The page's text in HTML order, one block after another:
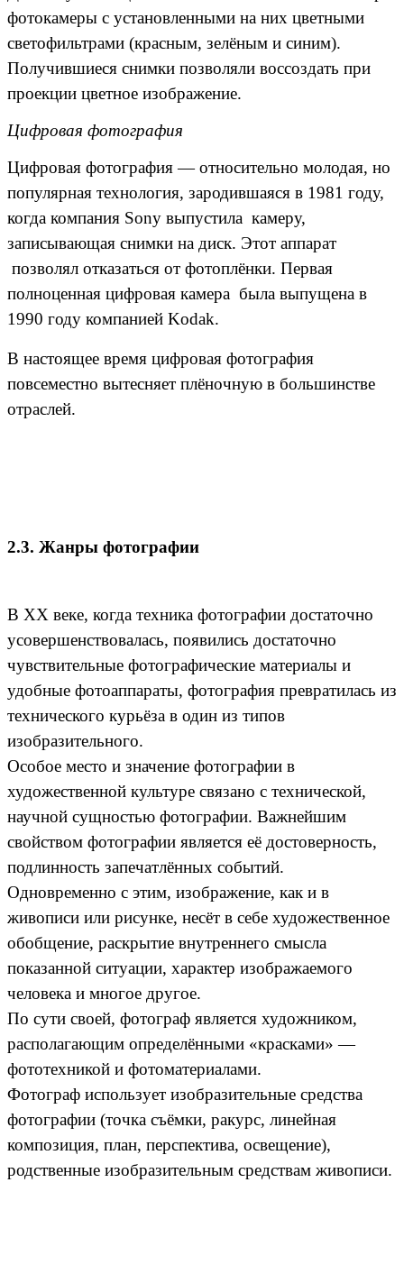
фотокамеры с установленными на них цветными
светофильтрами (красным, зелёным и синим).
Получившиеся снимки позволяли воссоздать при
проекции цветное изображение.
Цифровая фотография
Цифровая фотография — относительно молодая, но
популярная технология, зародившаяся в 1981 году,
когда компания Sony выпустила камеру,
записывающая снимки на диск. Этот аппарат
позволял отказаться от фотоплёнки. Первая
полноценная цифровая камера была выпущена в
1990 году компанией Kodak.
В настоящее время цифровая фотография
повсеместно вытесняет плёночную в большинстве
отраслей.
2.3. Жанры фотографии
В XX веке, когда техника фотографии достаточно
усовершенствовалась, появились достаточно
чувствительные фотографические материалы и
удобные фотоаппараты, фотография превратилась из
технического курьёза в один из типов
изобразительного.
Особое место и значение фотографии в
художественной культуре связано с технической,
научной сущностью фотографии. Важнейшим
свойством фотографии является её достоверность,
подлинность запечатлённых событий.
Одновременно с этим, изображение, как и в
живописи или рисунке, несёт в себе художественное
обобщение, раскрытие внутреннего смысла
показанной ситуации, характер изображаемого
человека и многое другое.
По сути своей, фотограф является художником,
располагающим определёнными «красками» —
фототехникой и фотоматериалами.
Фотограф использует изобразительные средства
фотографии (точка съёмки, ракурс, линейная
композиция, план, перспектива, освещение),
родственные изобразительным средствам живописи.